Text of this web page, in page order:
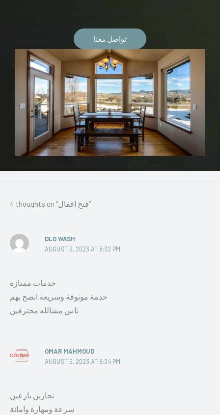
تواصل معنا
4 thoughts on “فتح اقفال”
DLO WASH
AUGUST 6, 2023 AT 8:32 PM
خدمات ممتازة
خدمة موثوقة وسريعة انصح بهم
ناس مشالله محترفين
OMAR MAHMOUD
AUGUST 6, 2023 AT 8:34 PM
نجارين بارعين
سرعة ومهارة وامانة